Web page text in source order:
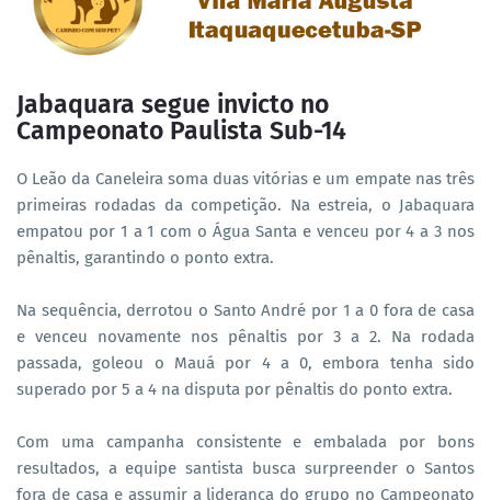
Jabaquara segue invicto no
Campeonato Paulista Sub-14
O Leão da Caneleira soma duas vitórias e um empate nas três
primeiras rodadas da competição. Na estreia, o Jabaquara
empatou por 1 a 1 com o Água Santa e venceu por 4 a 3 nos
pênaltis, garantindo o ponto extra.
Na sequência, derrotou o Santo André por 1 a 0 fora de casa
e venceu novamente nos pênaltis por 3 a 2. Na rodada
passada, goleou o Mauá por 4 a 0, embora tenha sido
superado por 5 a 4 na disputa por pênaltis do ponto extra.
Com uma campanha consistente e embalada por bons
resultados, a equipe santista busca surpreender o Santos
fora de casa e assumir a liderança do grupo no Campeonato